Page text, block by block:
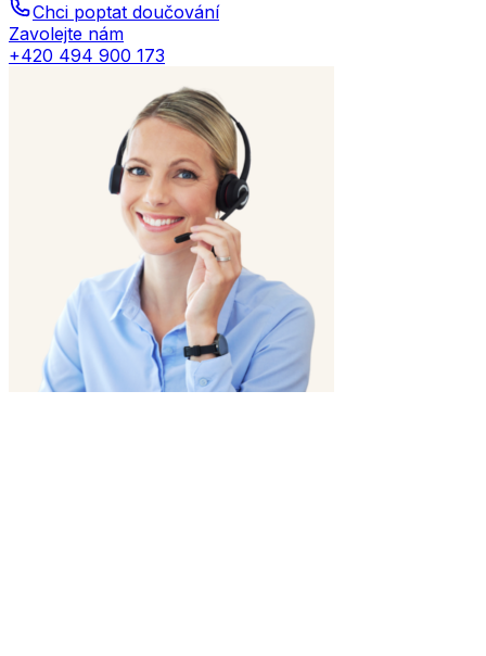
Chci poptat doučování
Zavolejte nám
+420 494 900 173